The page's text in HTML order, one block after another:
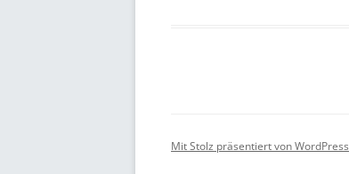
Mit Stolz präsentiert von WordPress